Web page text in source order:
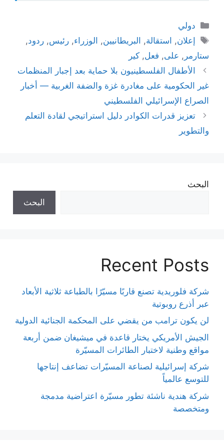
التصنيفات
دولي
الوسوم
إعلان, استقالة, البريطانيين, الوزراء,رئيس,ردود,
ستارمر , على, فعل, كير
الأطفال الفلسطينيون بلا حماية بعد إجبار المنظمات
غير الحكومية على مغادرة غزة والضفة الغربية — أخبار
الصراع الإسرائيلي الفلسطيني
تعزيز قدرات الكوادر دليل استراتيجي لقادة التعلم
والتطوير
البحث
البحث
Recent Posts
شركة فلوريدية تصنع قاربًا مسيّرًا بالطباعة ثلاثية الأبعاد
عبر أذرع روبوتية
لن يكون ترامب من يقضي على المحكمة الجنائية الدولية
الجيش الأمريكي يختار قاعدة في ميشيغان ضمن أربعة
مواقع وطنية لاختبار الطائرات المسيّرة
شركة إسرائيلية لصناعة المسيّرات تضاعف إنتاجها
للتوسع عالمياً
شركة هندية ناشئة تطور مسيّرة اعتراضية مدمجة
ومتخصصة